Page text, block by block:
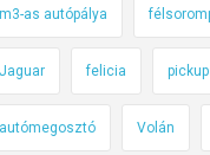
m3-as autópálya
Jaguar felicia pickup
autómegosztó Volán